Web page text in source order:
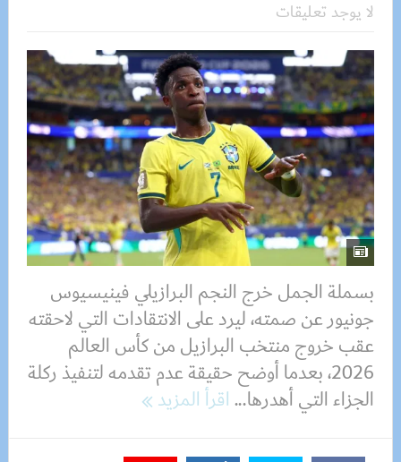
لا يوجد تعليقات
بسملة الجمل خرج النجم البرازيلي فينيسيوس
جونيور عن صمته، ليرد على الانتقادات التي لاحقته
عقب خروج منتخب البرازيل من كأس العالم
2026، بعدما أوضح حقيقة عدم تقدمه لتنفيذ ركلة
الجزاء التي أهدرها...اقرأ المزيد